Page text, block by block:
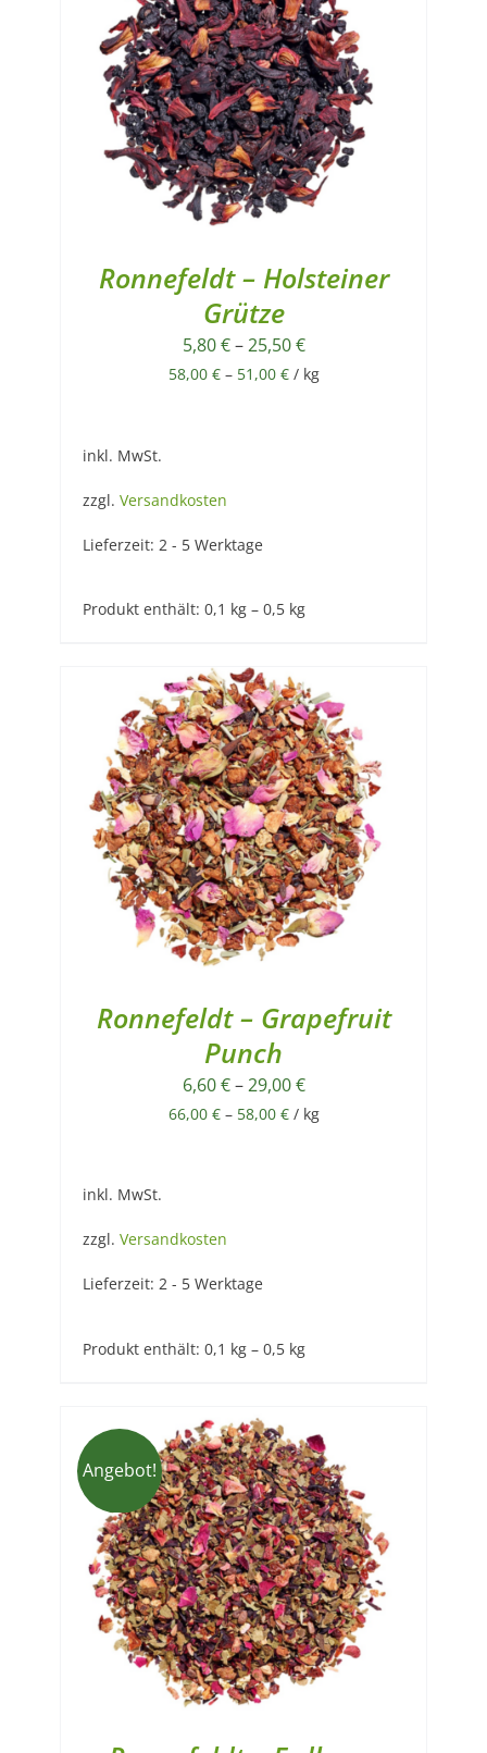
Ronnefeldt – Holsteiner
Grütze
5,80€–25,50€
58,00 €– 51,00 €/ kg
inkl. MwSt.
zzgl. Versandkosten
Lieferzeit: 2 - 5 Werktage
Produkt enthält: 0,1 kg – 0,5 kg
Ronnefeldt – Grapefruit
Punch
6,60€–29,00€
66,00 €– 58,00 €/ kg
inkl. MwSt.
zzgl. Versandkosten
Lieferzeit: 2 - 5 Werktage
Produkt enthält: 0,1 kg – 0,5 kg
Angebot!